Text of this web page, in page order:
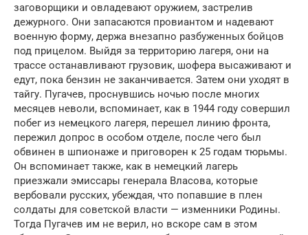
заговорщики и овладевают оружием, застрелив
дежурного. Они запасаются провиантом и надевают
военную форму, держа внезапно разбуженных бойцов
под прицелом. Выйдя за территорию лагеря, они на
трассе останавливают грузовик, шофера высаживают и
едут, пока бензин не заканчивается. Затем они уходят в
тайгу. Пугачев, проснувшись ночью после многих
месяцев неволи, вспоминает, как в 1944 году совершил
побег из немецкого лагеря, перешел линию фронта,
пережил допрос в особом отделе, после чего был
обвинен в шпионаже и приговорен к 25 годам тюрьмы.
Он вспоминает также, как в немецкий лагерь
приезжали эмиссары генерала Власова, которые
вербовали русских, убеждая, что попавшие в плен
солдаты для советской власти — изменники Родины.
Тогда Пугачев им не верил, но вскоре сам в этом